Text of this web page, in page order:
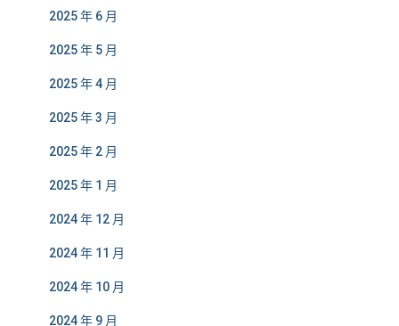
2025 年 6 月
2025 年 5 月
2025 年 4 月
2025 年 3 月
2025 年 2 月
2025 年 1 月
2024 年 12 月
2024 年 11 月
2024 年 10 月
2024 年 9 月